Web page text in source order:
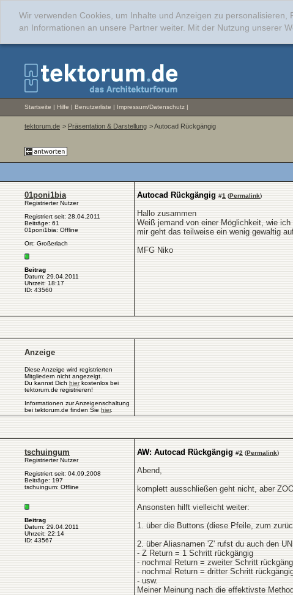
Wir verwenden Cookies, um Inhalte und Anzeigen zu
an Informationen an unsere Partner weiter. Mit der Nutzung unserer
Startseite | Hilfe | Benutzerliste | Impressum/Datenschutz |
tektorum.de > Präsentation & Darstellung > Autocad Rückgängig
01poni1bia
Registrierter Nutzer
Registriert seit: 28.04.2011
Beiträge: 61
01poni1bia: Offline
Ort: Großerlach
Beitrag
Datum: 29.04.2011
Uhrzeit: 18:17
ID: 43560
Autocad Rückgängig #1 (Permalink)
Hallo zusammen
Weiß jemand von einer Möglichkeit, wie
mir geht das teilweise ein wenig gewaltig
MFG Niko
Anzeige
Diese Anzeige wird registrierten
Mitgliedern nicht angezeigt.
Du kannst Dich hierkostenlos bei
tektorum.de registrieren!
Informationen zur Anzeigenschaltung
bei tektorum.de finden Sie hier.
tschuingum
Registrierter Nutzer
Registriert seit: 04.09.2008
Beiträge: 197
tschuingum: Offline
Beitrag
Datum: 29.04.2011
Uhrzeit: 22:14
ID: 43567
AW: Autocad Rückgängig #2 (Permalink)
Abend,
komplett ausschließen geht nicht, aber
Ansonsten hilft vielleicht weiter:
1. über die Buttons (diese Pfeile, zum
2. über Aliasnamen 'Z' rufst du auch den
- Z Return = 1 Schritt rückgängig
- nochmal Return = zweiter Schritt
- nochmal Return = dritter Schritt
- usw.
Meiner Meinung nach die effektivste